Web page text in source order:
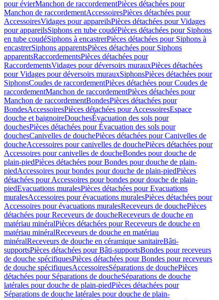
pour évierManchon de raccordementPièces détachées pour
Manchon de raccordementAccessoiresPièces détachées pour
AccessoiresVidages pour appareilsPièces détachées pour Vidages
pour appareilsSiphons en tube coudéPièces détachées pour Siphons
en tube coudéSiphons à encastrerPièces détachées pour Siphons à
encastrerSiphons apparentsPièces détachées pour Siphons
apparentsRaccordementsPièces détachées pour
RaccordementsVidages pour déversoirs murauxPièces détachées
pour Vidages pour déversoirs murauxSiphonsPièces détachées pour
SiphonsCoudes de raccordementPièces détachées pour Coudes de
raccordementManchon de raccordementPièces détachées pour
Manchon de raccordementBondesPièces détachées pour
BondesAccessoiresPièces détachées pour AccessoiresEspace
douche et baignoireDouchesÉvacuation des sols pour
douchesPièces détachées pour Évacuation des sols pour
douchesCanivelles de douchePièces détachées pour Canivelles de
doucheAccessoires pour canivelles de douchePièces détachées pour
Accessoires pour canivelles de doucheBondes pour douche de
plain-piedPièces détachées pour Bondes pour douche de plain-
piedAccessoires pour bondes pour douche de plain-piedPièces
détachées pour Accessoires pour bondes pour douche de plain-
piedEvacuations muralesPièces détachées pour Evacuations
muralesAccessoires pour évacuations muralesPièces détachées pour
Accessoires pour évacuations muralesReceveurs de douchePièces
détachées pour Receveurs de doucheReceveurs de douche en
matériau minéralPièces détachées pour Receveurs de douche en
matériau minéralReceveurs de douche en matériau
minéralReceveurs de douche en céramique sanitaireBâti-
supportsPièces détachées pour Bâti-supportsBondes pour receveurs
de douche spécifiquesPièces détachées pour Bondes pour receveurs
de douche spécifiquesAccessoiresSéparations de douchePièces
détachées pour Séparations de doucheSéparations de douche
latérales pour douche de plain-piedPièces détachées pour
Séparations de douche latérales pour douche de plain-